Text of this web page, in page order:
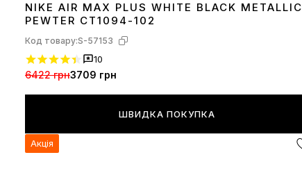
4142 4344 4546
NIKE AIR MAX PLUS WHITE BLACK METALLIC
PEWTER CT1094-102
Код товару:S-57153
10
6422 грн3709 грн
ШВИДКА ПОКУПКА
Акція